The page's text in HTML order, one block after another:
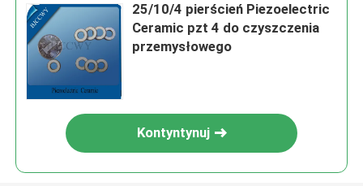
25/10/4 pierścień Piezoelectric
Ceramic pzt 4 do czyszczenia
przemysłowego
Kontyntynuj